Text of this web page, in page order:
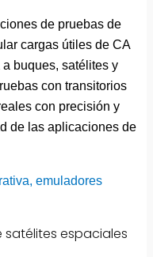
de pruebas de
cargas útiles de CA
buques, satélites y
con transitorios
con precisión y
de las aplicaciones de
emuladores